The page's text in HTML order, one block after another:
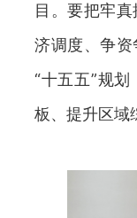
目。要把牢
济调度、争资
“十五五”规
板、提升区域